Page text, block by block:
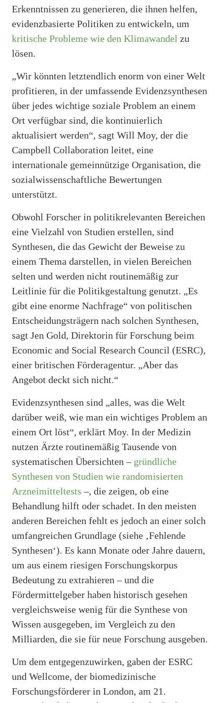
Erkenntnissen zu generieren, die ihnen helfen,
evidenzbasierte Politiken zu entwickeln, um
kritische Probleme wie den Klimawandel zu
lösen.
„Wir könnten letztendlich enorm von einer Welt
profitieren, in der umfassende Evidenzsynthesen
über jedes wichtige soziale Problem an einem
Ort verfügbar sind, die kontinuierlich
aktualisiert werden“, sagt Will Moy, der die
Campbell Collaboration leitet, eine
internationale gemeinnützige Organisation, die
sozialwissenschaftliche Bewertungen
unterstützt.
Obwohl Forscher in politikrelevanten Bereichen
eine Vielzahl von Studien erstellen, sind
Synthesen, die das Gewicht der Beweise zu
einem Thema darstellen, in vielen Bereichen
selten und werden nicht routinemäßig zur
Leitlinie für die Politikgestaltung genutzt. „Es
gibt eine enorme Nachfrage“ von politischen
Entscheidungsträgern nach solchen Synthesen,
sagt Jen Gold, Direktorin für Forschung beim
Economic and Social Research Council (ESRC),
einer britischen Förderagentur. „Aber das
Angebot deckt sich nicht.“
Evidenzsynthesen sind „alles, was die Welt
darüber weiß, wie man ein wichtiges Problem an
einem Ort löst“, erklärt Moy. In der Medizin
nutzen Ärzte routinemäßig Tausende von
systematischen Übersichten – gründliche
Synthesen von Studien wie randomisierten
Arzneimitteltests –, die zeigen, ob eine
Behandlung hilft oder schadet. In den meisten
anderen Bereichen fehlt es jedoch an einer solch
umfangreichen Grundlage (siehe ‚Fehlende
Synthesen‘). Es kann Monate oder Jahre dauern,
um aus einem riesigen Forschungskorpus
Bedeutung zu extrahieren – und die
Fördermittelgeber haben historisch gesehen
vergleichsweise wenig für die Synthese von
Wissen ausgegeben, im Vergleich zu den
Milliarden, die sie für neue Forschung ausgeben.
Um dem entgegenzuwirken, gaben der ESRC
und Wellcome, der biomedizinische
Forschungsförderer in London, am 21.